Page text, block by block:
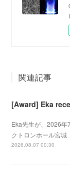
関連記事
Eka先生が、2026年
クトロンホール宮城
2026.08.07 00:30